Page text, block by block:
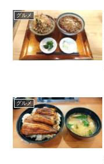
グルメ
グルメ